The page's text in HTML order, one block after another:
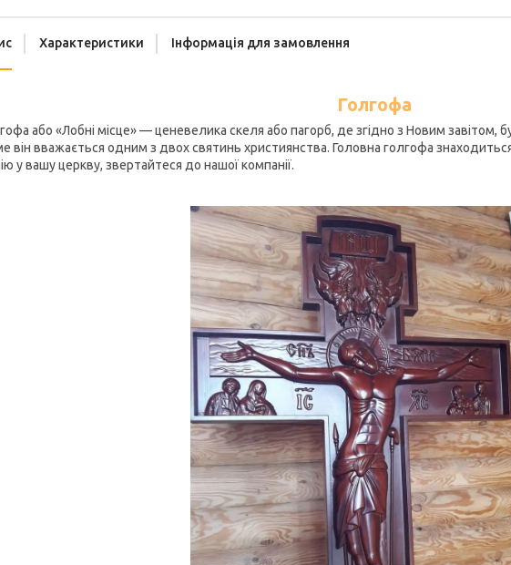
Характеристики Інформація для замовлення
Голгофа
або «Лобні місце» — ценевелика скеля або пагорб, де згідно з Новим завітом,
він вважається одним з двох святинь християнства. Головна голгофа
у вашу церкву, звертайтеся до нашої компанії.